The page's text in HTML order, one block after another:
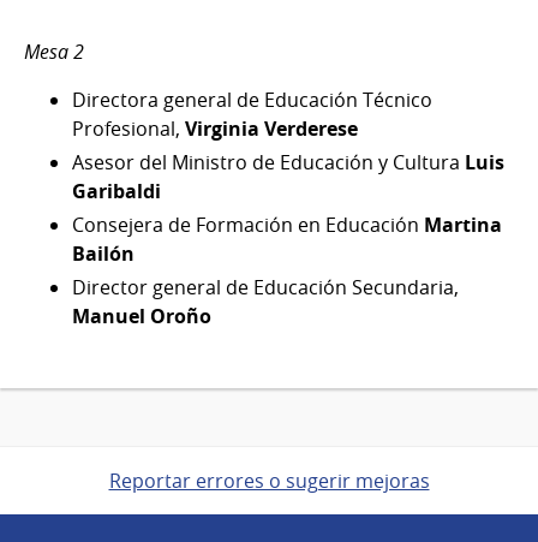
Mesa 2
Directora general de Educación Técnico
Profesional, Virginia Verderese
Asesor del Ministro de Educación y Cultura Luis
Garibaldi
Consejera de Formación en Educación Martina
Bailón
Director general de Educación Secundaria,
Manuel Oroño
Reportar errores o sugerir mejoras